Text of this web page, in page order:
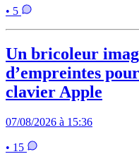
• 5
Un bricoleur
d’empreintes
clavier Apple
07/08/2026 à 15:36
• 15